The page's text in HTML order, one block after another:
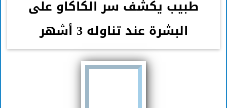
طبيب يكشف سر الكاكاو على
البشرة عند تناوله 3 أشهر